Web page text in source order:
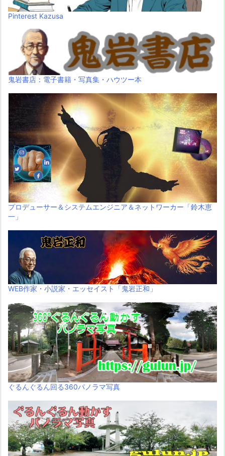
Pinterest Kazusa
鬼岩書店：電子書籍・写真集・ハウツー本
プロデューサー＆システムエンジニア＆ネットワーカー「鈴木恵
一」
WEB作家・小説家・エッセイスト「鬼岩正和」
ぐるんぐるん回る360パノラマ写真